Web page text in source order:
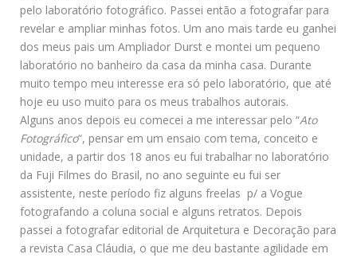
pelo laboratório fotográfico. Passei então a fotografar para
revelar e ampliar minhas fotos. Um ano mais tarde eu ganhei
dos meus pais um Ampliador Durst e montei um pequeno
laboratório no banheiro da casa da minha casa. Durante
muito tempo meu interesse era só pelo laboratório, que até
hoje eu uso muito para os meus trabalhos autorais.
Alguns anos depois eu comecei a me interessar pelo “Ato
Fotográfico“, pensar em um ensaio com tema, conceito e
unidade, a partir dos 18 anos eu fui trabalhar no laboratório
da Fuji Filmes do Brasil, no ano seguinte eu fui ser
assistente, neste período fiz alguns freelas p/ a Vogue
fotografando a coluna social e alguns retratos. Depois
passei a fotografar editorial de Arquitetura e Decoração para
a revista Casa Cláudia, o que me deu bastante agilidade em